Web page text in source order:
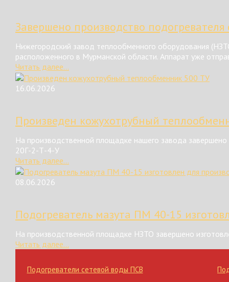
Завершено производство
Нижегородский завод теплообменного оборудования
расположенного в Мурманской области. Аппарат уже
Читать далее...
16.06.2026
Произведен кожухотрубный
На производственной площадке нашего завода
20Г-2-Т-4-У
Читать далее...
08.06.2026
Подогреватель мазута ПМ 40-15
На производственной площадке НЗТО завершено
Читать далее...
Подогреватели сетевой воды ПСВ